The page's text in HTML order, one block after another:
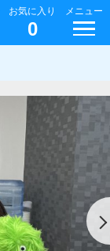
お気に入り
0
メニュー